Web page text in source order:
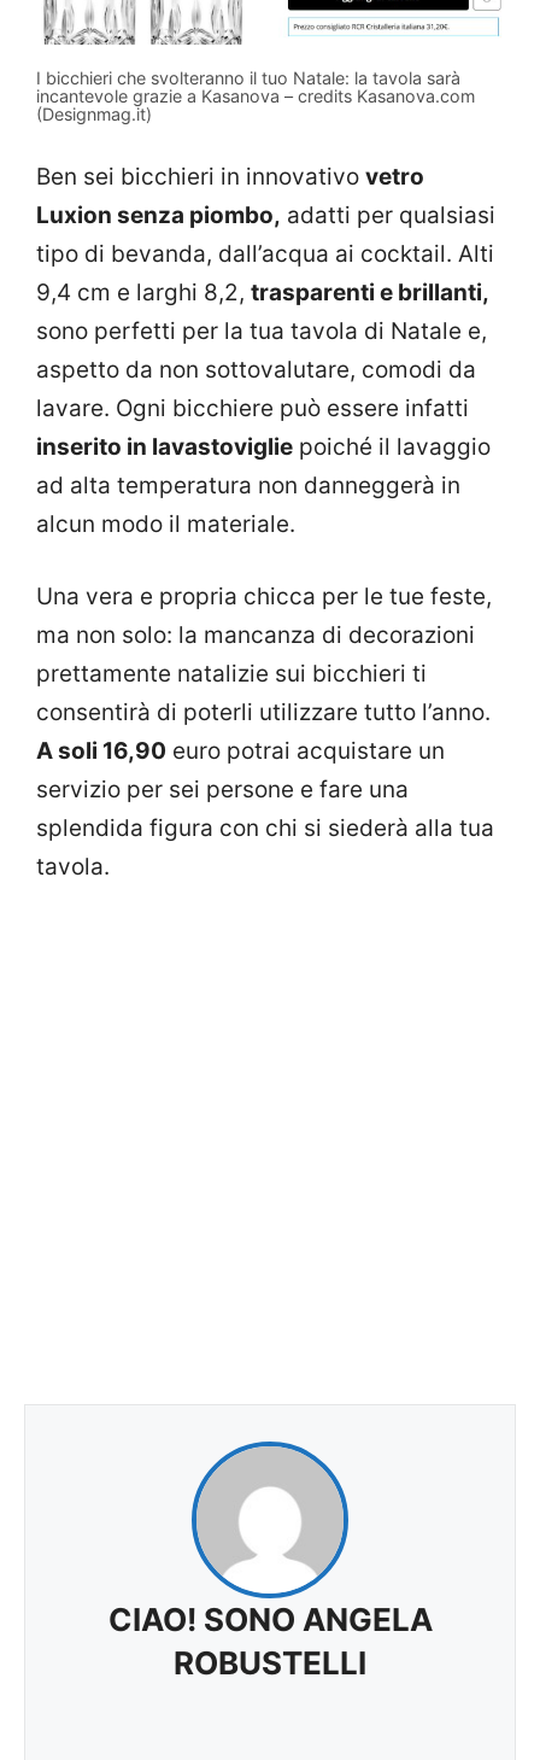
I bicchieri che svolteranno il tuo Natale: la tavola sarà
incantevole grazie a Kasanova – credits Kasanova.com
(Designmag.it)
Ben sei bicchieri in innovativo vetro
Luxion senza piombo, adatti per qualsiasi
tipo di bevanda, dall’acqua ai cocktail. Alti
9,4 cm e larghi 8,2, trasparenti e brillanti,
sono perfetti per la tua tavola di Natale e,
aspetto da non sottovalutare, comodi da
lavare. Ogni bicchiere può essere infatti
inserito in lavastoviglie poiché il lavaggio
ad alta temperatura non danneggerà in
alcun modo il materiale.
Una vera e propria chicca per le tue feste,
ma non solo: la mancanza di decorazioni
prettamente natalizie sui bicchieri ti
consentirà di poterli utilizzare tutto l’anno.
A soli 16,90 euro potrai acquistare un
servizio per sei persone e fare una
splendida figura con chi si siederà alla tua
tavola.
CIAO! SONO ANGELA
ROBUSTELLI